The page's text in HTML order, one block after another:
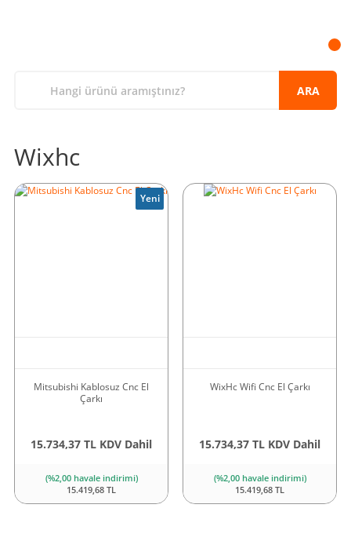
ARA
Wixhc
Yeni
Mitsubishi Kablosuz Cnc El
Çarkı
15.734,37 TL KDV Dahil
(%2,00 havale indirimi)
15.419,68 TL
WixHc Wifi Cnc El Çarkı
15.734,37 TL KDV Dahil
(%2,00 havale indirimi)
15.419,68 TL